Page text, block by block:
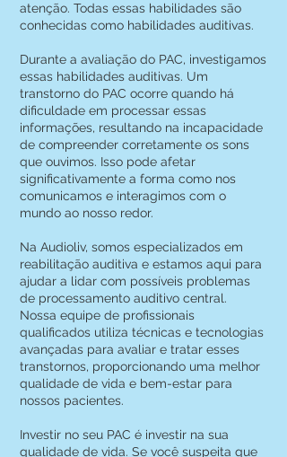
atenção. Todas essas habilidades são
conhecidas como habilidades auditivas.
Durante a avaliação do PAC, investigamos
essas habilidades auditivas. Um
transtorno do PAC ocorre quando há
dificuldade em processar essas
informações, resultando na incapacidade
de compreender corretamente os sons
que ouvimos. Isso pode afetar
significativamente a forma como nos
comunicamos e interagimos com o
mundo ao nosso redor.
Na Audioliv, somos especializados em
reabilitação auditiva e estamos aqui para
ajudar a lidar com possíveis problemas
de processamento auditivo central.
Nossa equipe de profissionais
qualificados utiliza técnicas e tecnologias
avançadas para avaliar e tratar esses
transtornos, proporcionando uma melhor
qualidade de vida e bem-estar para
nossos pacientes.
Investir no seu PAC é investir na sua
qualidade de vida. Se você suspeita que